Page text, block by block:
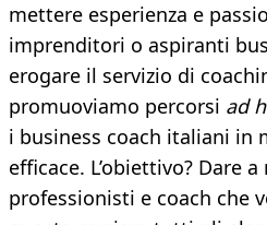
mettere esperienza e
imprenditori o aspiranti
erogare il servizio di
promuoviamo percorsi ad
i business coach italiani in
efficace. L’obiettivo? Dare a
professionisti e coach che